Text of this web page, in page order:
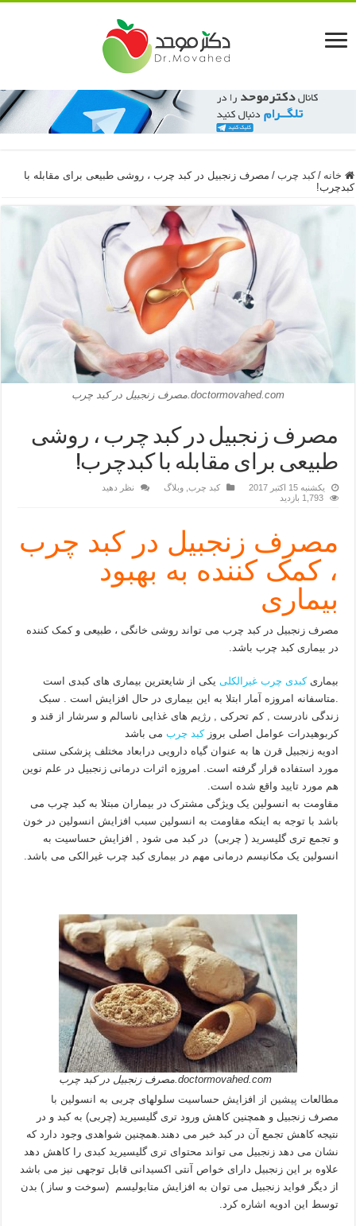
خانه / کبد چرب / مصرف زنجبیل در کبد چرب ، روشی طبیعی برای مقابله با
کبدچرب!
doctormovahed.com.مصرف زنجبیل در کبد چرب
مصرف زنجبیل در کبد چرب ، روشی
طبیعی برای مقابله با کبدچرب!
یکشنبه 15 اکتبر 2017 کبد چرب ,وبلاگ
نظر دهید
1,793 بازدید
مصرف زنجبیل در کبد چرب
، کمک کننده به بهبود
بیماری
مصرف زنجبیل در کبد چرب می تواند روشی خانگی ، طبیعی و کمک کننده
در بیماری کبد چرب باشد.
بیماریکبدی چرب غیرالکلی یکی از شایعترین بیماری های کبدی است
.متاسفانه امروزه آمار ابتلا به این بیماری در حال افزایش است . سبک
زندگی نادرست , کم تحرکی , رژیم های غذایی ناسالم و سرشار از قند و
کربوهیدرات عوامل اصلی بروزکبد چرب می باشد
ادویه زنجبیل قرن ها به عنوان گیاه دارویی درابعاد مختلف پزشکی سنتی
مورد استفاده قرار گرفته است. امروزه اثرات درمانی زنجبیل در علم نوین
هم مورد تایید واقع شده است.
مقاومت به انسولین یک ویژگی مشترک در بیماران مبتلا به کبد چرب می
باشد با توجه به اینکه مقاومت به انسولین سبب افزایش انسولین در خون
و تجمع تری گلیسرید ( چربی) در کبد می شود , افزایش حساسیت به
انسولین یک مکانیسم درمانی مهم در بیماری کبد چرب غیرالکی می باشد.
doctormovahed.com.مصرف زنجبیل در کبد چرب
مطالعات پیشین از افزایش حساسیت سلولهای چربی به انسولین با
مصرف زنجبیل و همچنین کاهش ورود تری گلیسیرید (چربی) به کبد و در
نتیجه کاهش تجمع آن در کبد خبر می دهند.همچنین شواهدی وجود دارد که
نشان می دهد زنجبیل می تواند محتوای تری گلیسیرید کبدی را کاهش دهد
علاوه بر این زنجبیل دارای خواص آنتی اکسیدانی قابل توجهی نیز می باشد
از دیگر فواید زنجبیل می توان به افزایش متابولیسم (سوخت و ساز ) بدن
توسط این ادویه اشاره کرد.